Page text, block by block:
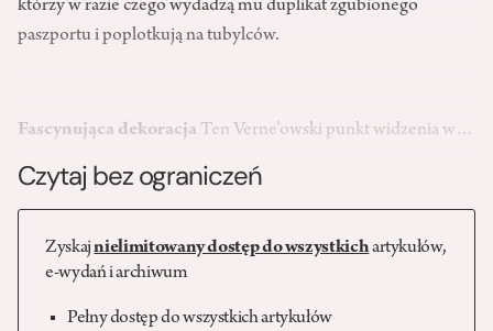
którzy w razie czego wydadzą mu duplikat zgubionego
paszportu i poplotkują na tubylców.
Fascynująca dekoracja Ten Verne’owski punkt widzenia w…
Czytaj bez ograniczeń
Zyskajnielimitowany dostęp do wszystkichartykułów,
e-wydań i archiwum
Pełny dostęp do wszystkich artykułów